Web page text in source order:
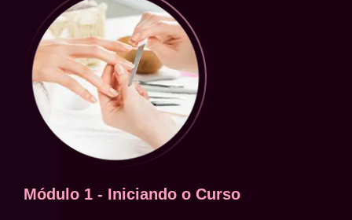
Módulo 1 - Iniciando o Curso